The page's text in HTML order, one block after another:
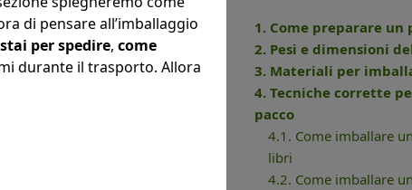
1. Come preparare un
2. Pesi e dimensioni
3. Materiali per
4. Tecniche corrette
pacco
4.1. Come imballare
libri
4.2. Come imballare
di pensare all’imballaggio
per spedire, come
durante il trasporto. Allora